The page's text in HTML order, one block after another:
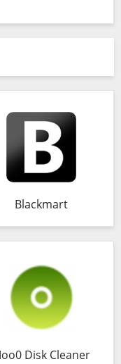
Blackmart
Disk Cleaner